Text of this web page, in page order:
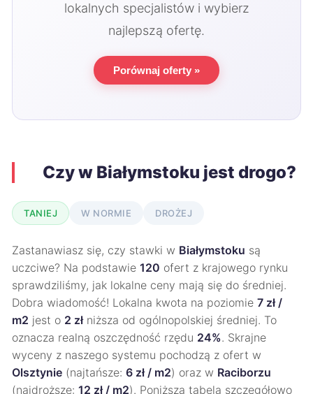
lokalnych specjalistów i wybierz
najlepszą ofertę.
Porównaj oferty »
Czy w Białymstoku jest drogo?
TANIEJ W NORMIE DROŻEJ
Zastanawiasz się, czy stawki w Białymstoku są
uczciwe? Na podstawie 120 ofert z krajowego rynku
sprawdziliśmy, jak lokalne ceny mają się do średniej.
Dobra wiadomość! Lokalna kwota na poziomie 7 zł /
m2 jest o 2 złniższa od ogólnopolskiej średniej. To
oznacza realną oszczędność rzędu 24%. Skrajne
wyceny z naszego systemu pochodzą z ofert w
Olsztynie (najtańsze: 6 zł / m2) oraz w Raciborzu
(najdroższe: 12 zł / m2). Poniższa tabela szczegółowo